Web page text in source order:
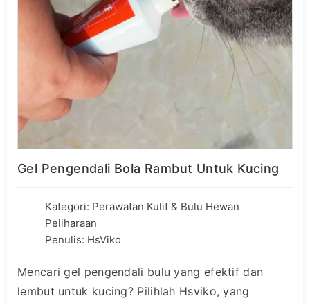
Gel Pengendali Bola Rambut Untuk Kucing
Kategori: Perawatan Kulit & Bulu Hewan
Peliharaan
Penulis: HsViko
Mencari gel pengendali bulu yang efektif dan
lembut untuk kucing? Pilihlah Hsviko, yang